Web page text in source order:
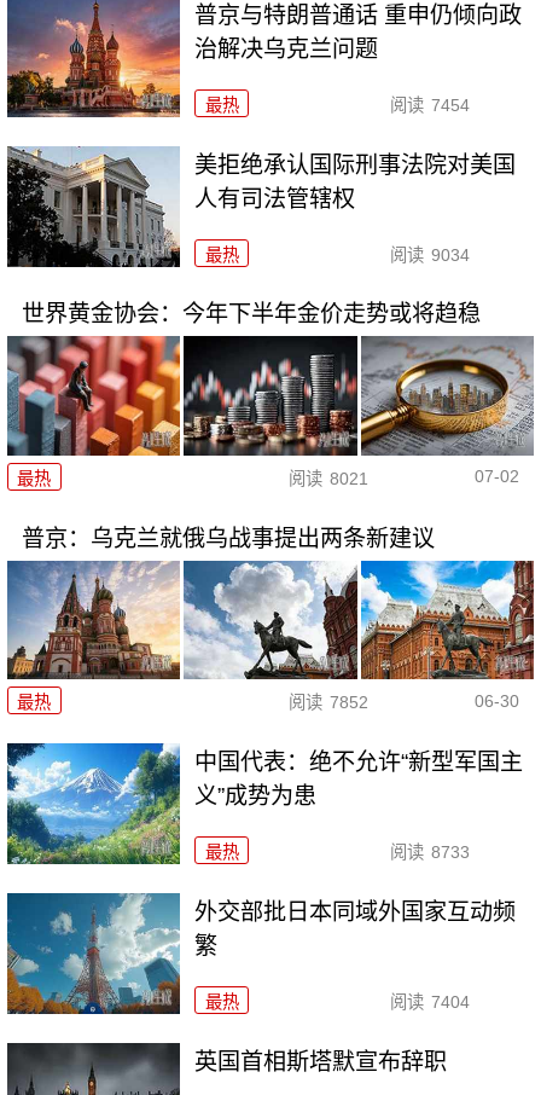
普京与特朗普通话 重申仍倾向政
治解决乌克兰问题
最热 阅读 7454
美拒绝承认国际刑事法院对美国
人有司法管辖权
最热 阅读 9034
世界黄金协会：今年下半年金价走势或将趋稳
最热 阅读 8021 07-02
普京：乌克兰就俄乌战事提出两条新建议
最热 阅读 7852 06-30
中国代表：绝不允许“新型军国主
义”成势为患
最热 阅读 8733
外交部批日本同域外国家互动频
繁
最热 阅读 7404
英国首相斯塔默宣布辞职